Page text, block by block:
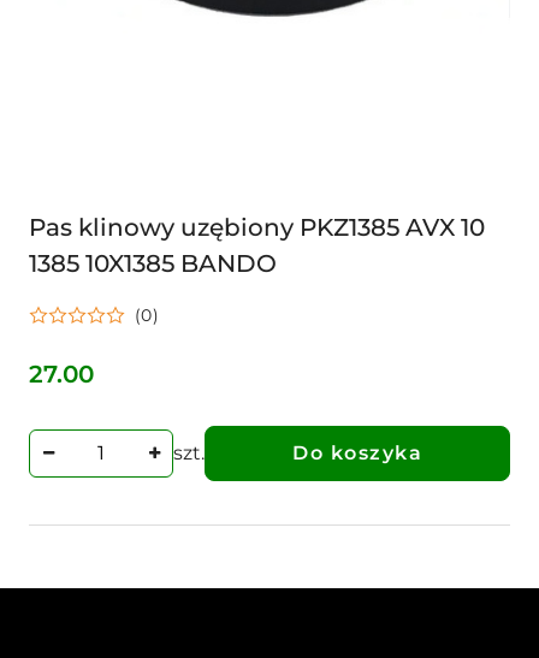
Pas klinowy uzębiony PKZ1385 AVX 10
1385 10X1385 BANDO
(0)
Cena:
27.00
szt. Do koszyka